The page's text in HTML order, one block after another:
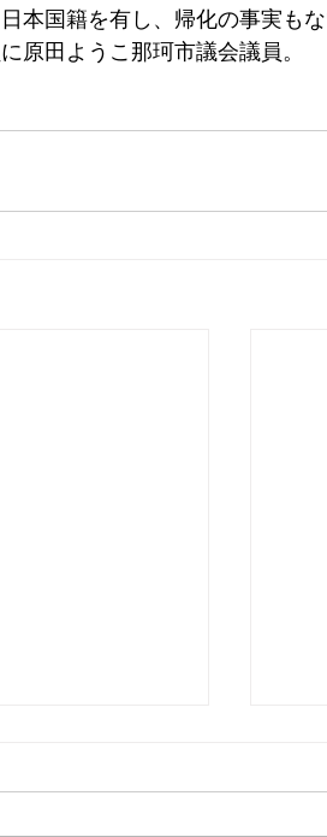
本国籍を有し、帰化の事実も
原田ようこ那珂市議会議員。